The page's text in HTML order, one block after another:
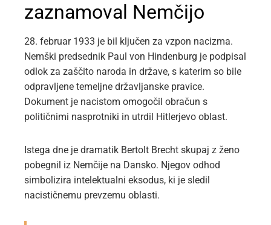
zaznamoval Nemčijo
28. februar 1933 je bil ključen za vzpon nacizma.
Nemški predsednik Paul von Hindenburg je podpisal
odlok za zaščito naroda in države, s katerim so bile
odpravljene temeljne državljanske pravice.
Dokument je nacistom omogočil obračun s
političnimi nasprotniki in utrdil Hitlerjevo oblast.
Istega dne je dramatik Bertolt Brecht skupaj z ženo
pobegnil iz Nemčije na Dansko. Njegov odhod
simbolizira intelektualni eksodus, ki je sledil
nacističnemu prevzemu oblasti.